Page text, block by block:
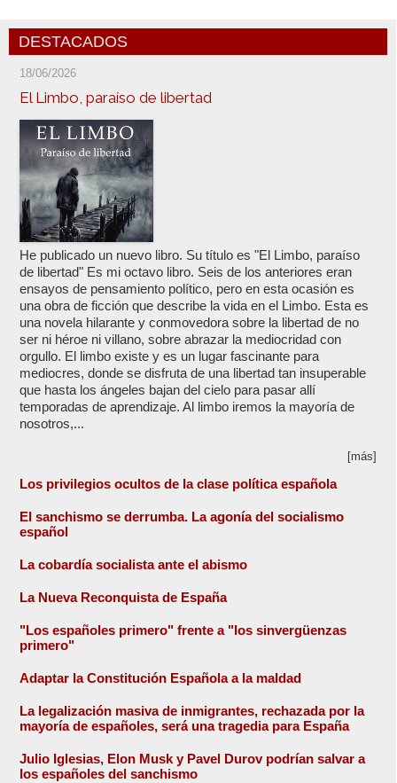
DESTACADOS
18/06/2026
El Limbo, paraíso de libertad
He publicado un nuevo libro. Su título es "El Limbo, paraíso
de libertad" Es mi octavo libro. Seis de los anteriores eran
ensayos de pensamiento político, pero en esta ocasión es
una obra de ficción que describe la vida en el Limbo. Esta es
una novela hilarante y conmovedora sobre la libertad de no
ser ni héroe ni villano, sobre abrazar la mediocridad con
orgullo. El limbo existe y es un lugar fascinante para
mediocres, donde se disfruta de una libertad tan insuperable
que hasta los ángeles bajan del cielo para pasar allí
temporadas de aprendizaje. Al limbo iremos la mayoría de
nosotros,...
[más]
Los privilegios ocultos de la clase política española
El sanchismo se derrumba. La agonía del socialismo
español
La cobardía socialista ante el abismo
La Nueva Reconquista de España
"Los españoles primero" frente a "los sinvergüenzas
primero"
Adaptar la Constitución Española a la maldad
La legalización masiva de inmigrantes, rechazada por la
mayoría de españoles, será una tragedia para España
Julio Iglesias, Elon Musk y Pavel Durov podrían salvar a
los españoles del sanchismo